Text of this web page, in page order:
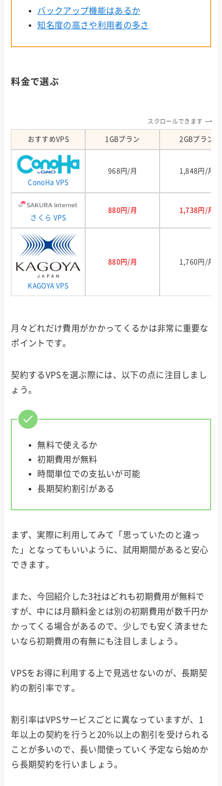
バックアップ機能はあるか
知名度の高さや利用者の多さ
料金で選ぶ
スクロールできます
おすすめVPS 1GBプラン 2GBプラン
ConoHa VPS
968円/月 1,848円/月
さくら VPS
880円/月 1,738円/月
KAGOYA VPS
880円/月 1,760円/月
月々どれだけ費用がかかってくるかは非常に重要な
ポイントです。
契約するVPSを選ぶ際には、以下の点に注目しまし
ょう。
無料で使えるか
初期費用が無料
時間単位での支払いが可能
長期契約割引がある
まず、実際に利用してみて「思っていたのと違っ
た」となってもいいように、試用期間があると安心
できます。
また、今回紹介した3社はどれも初期費用が無料で
すが、中には月額料金とは別の初期費用が数千円か
かってくる場合があるので、少しでも安く済ませた
いなら初期費用の有無にも注目しましょう。
VPSをお得に利用する上で見逃せないのが、長期契
約の割引率です。
割引率はVPSサービスごとに異なっていますが、1
年以上の契約を行うと20％以上の割引を受けられる
ことが多いので、長い間使っていく予定なら始めか
ら長期契約を行いましょう。